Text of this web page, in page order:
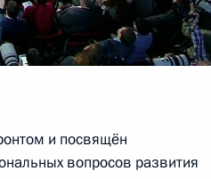
и посвящён
вопросов развития